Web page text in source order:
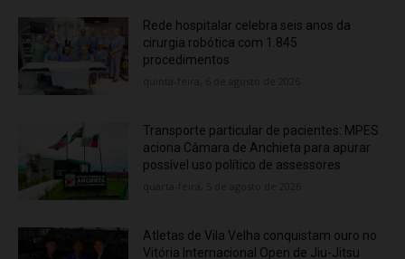
Rede hospitalar celebra seis anos da
cirurgia robótica com 1.845
procedimentos
Transporte particular de pacientes: MPES
aciona Câmara de Anchieta para apurar
possível uso político de assessores
Atletas de Vila Velha conquistam ouro no
Vitória Internacional Open de Jiu-Jitsu